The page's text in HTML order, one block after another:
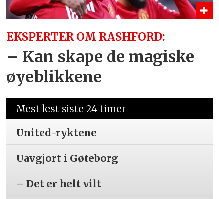
EKSPERTER OM RASHFORD:
– Kan skape de magiske
øyeblikkene
Mest lest siste 24 timer
United-ryktene
Uavgjort i Gøteborg
– Det er helt vilt